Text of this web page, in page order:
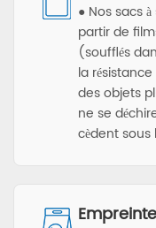
● Nos sacs
partir de
(soufflés
la
des objets
ne se
cèdent sous